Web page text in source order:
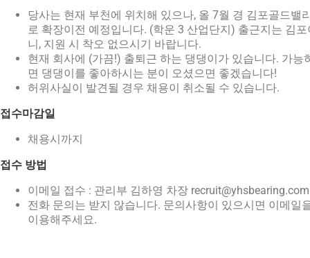
당사는 현재 부천에 위치해 있으나, 올 7월 경 김포골드밸
로 확장이전 예정입니다. (학운 3 산업단지) 출근지는 김포
니, 지원 시 착오 없으시기 바랍니다.
현재 회사에 (가끔!) 출퇴근 하는 댕댕이가 있습니다. 가능
면 댕댕이를 좋아하시는 분이 오셨으면 좋겠습니다!
허위사실이 발견될 경우 채용이 취소될 수 있습니다.
접수마감일
채용시까지
접수 방법
이메일 접수 : 관리부 김하영 차장 recruit@yhsbearing.com
전화 문의는 받지 않습니다. 문의사항이 있으시면 이메일
이용해주세요.